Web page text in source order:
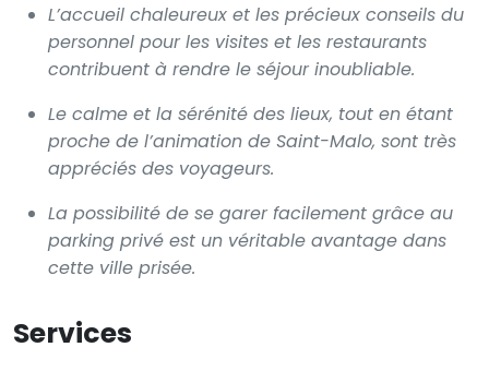
L’accueil chaleureux et les précieux conseils du
personnel pour les visites et les restaurants
contribuent à rendre le séjour inoubliable.
Le calme et la sérénité des lieux, tout en étant
proche de l’animation de Saint-Malo, sont très
appréciés des voyageurs.
La possibilité de se garer facilement grâce au
parking privé est un véritable avantage dans
cette ville prisée.
Services